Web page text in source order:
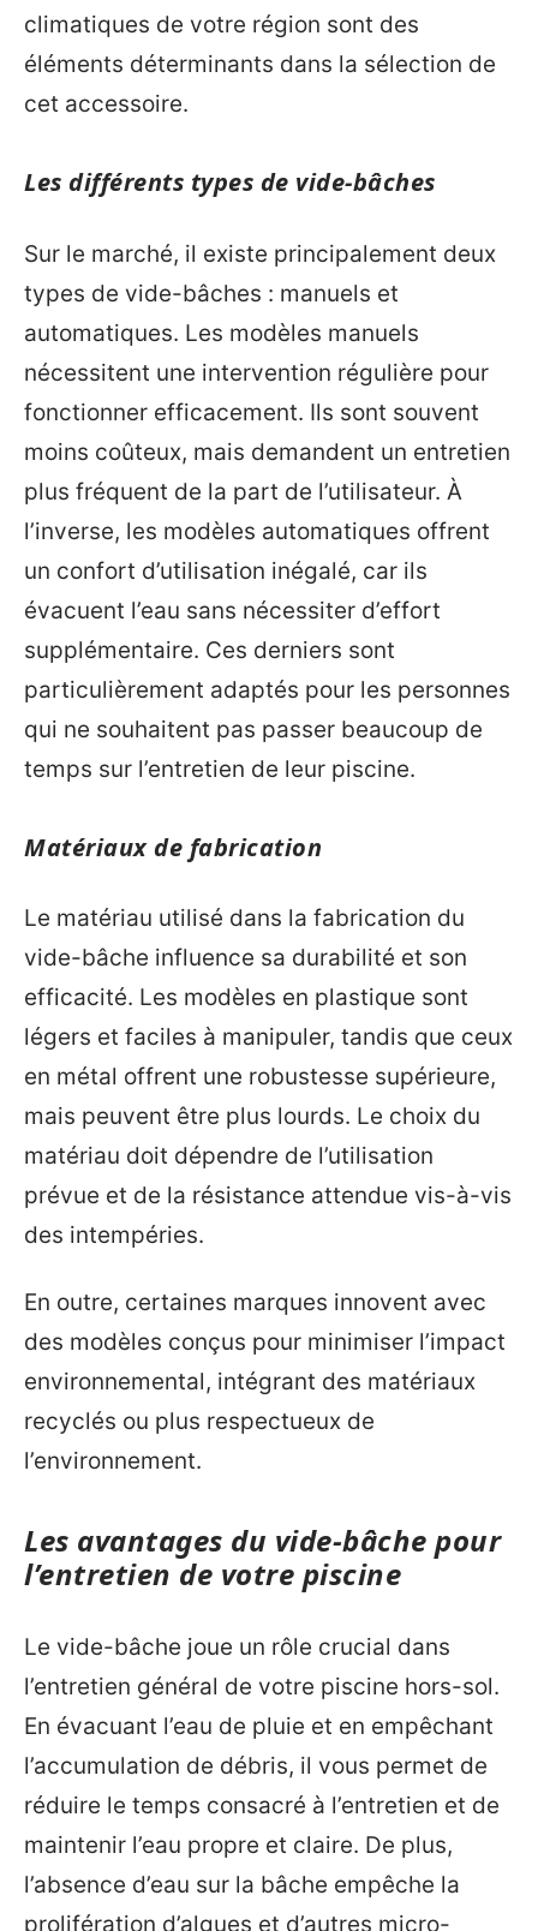
climatiques de votre région sont des
éléments déterminants dans la sélection de
cet accessoire.
Les différents types de vide-bâches
Sur le marché, il existe principalement deux
types de vide-bâches : manuels et
automatiques. Les modèles manuels
nécessitent une intervention régulière pour
fonctionner efficacement. Ils sont souvent
moins coûteux, mais demandent un entretien
plus fréquent de la part de l’utilisateur. À
l’inverse, les modèles automatiques offrent
un confort d’utilisation inégalé, car ils
évacuent l’eau sans nécessiter d’effort
supplémentaire. Ces derniers sont
particulièrement adaptés pour les personnes
qui ne souhaitent pas passer beaucoup de
temps sur l’entretien de leur piscine.
Matériaux de fabrication
Le matériau utilisé dans la fabrication du
vide-bâche influence sa durabilité et son
efficacité. Les modèles en plastique sont
légers et faciles à manipuler, tandis que ceux
en métal offrent une robustesse supérieure,
mais peuvent être plus lourds. Le choix du
matériau doit dépendre de l’utilisation
prévue et de la résistance attendue vis-à-vis
des intempéries.
En outre, certaines marques innovent avec
des modèles conçus pour minimiser l’impact
environnemental, intégrant des matériaux
recyclés ou plus respectueux de
l’environnement.
Les avantages du vide-bâche pour
l’entretien de votre piscine
Le vide-bâche joue un rôle crucial dans
l’entretien général de votre piscine hors-sol.
En évacuant l’eau de pluie et en empêchant
l’accumulation de débris, il vous permet de
réduire le temps consacré à l’entretien et de
maintenir l’eau propre et claire. De plus,
l’absence d’eau sur la bâche empêche la
prolifération d’algues et d’autres micro-